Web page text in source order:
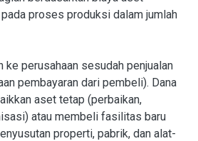
proses produksi dalam jumlah
ke perusahaan sesudah penjualan
pembayaran dari pembeli). Dana
aset tetap (perbaikan,
atau membeli fasilitas baru
properti, pabrik, dan alat-